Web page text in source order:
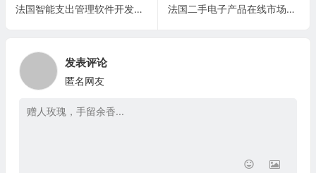
法国智能支出管理软件开发商：Spendesk SAS
法国二手电子产品在线市场独角兽：Back Market, Inc.
发表评论
匿名网友